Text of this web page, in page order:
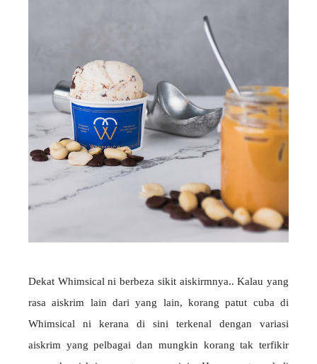
Dekat Whimsical ni berbeza sikit aiskirmnya.. Kalau yang
rasa aiskrim lain dari yang lain, korang patut cuba di
Whimsical ni kerana di sini terkenal dengan variasi
aiskrim yang pelbagai dan mungkin korang tak terfikir